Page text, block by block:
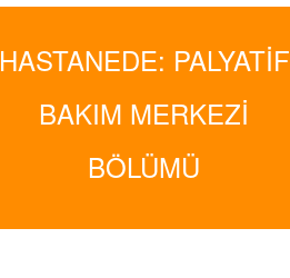
HASTANEDE: PALYATİF
BAKIM MERKEZİ
BÖLÜMÜ